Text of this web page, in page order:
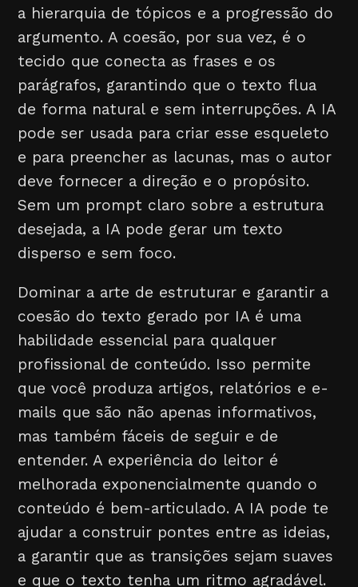
a hierarquia de tópicos e a progressão do
argumento. A coesão, por sua vez, é o
tecido que conecta as frases e os
parágrafos, garantindo que o texto flua
de forma natural e sem interrupções. A IA
pode ser usada para criar esse esqueleto
e para preencher as lacunas, mas o autor
deve fornecer a direção e o propósito.
Sem um prompt claro sobre a estrutura
desejada, a IA pode gerar um texto
disperso e sem foco.
Dominar a arte de estruturar e garantir a
coesão do texto gerado por IA é uma
habilidade essencial para qualquer
profissional de conteúdo. Isso permite
que você produza artigos, relatórios e e-
mails que são não apenas informativos,
mas também fáceis de seguir e de
entender. A experiência do leitor é
melhorada exponencialmente quando o
conteúdo é bem-articulado. A IA pode te
ajudar a construir pontes entre as ideias,
a garantir que as transições sejam suaves
e que o texto tenha um ritmo agradável.